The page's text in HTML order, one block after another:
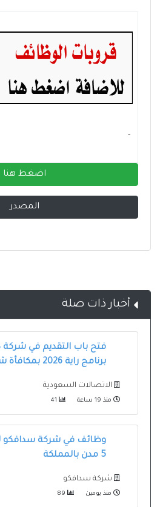
- ‏
اضغط هنا
المصدر
أخبار ذات صلة
فتح باب التقديم في شركة
برنامج راية 2026 بمكافأة شهرية ومزايا
الاتصالات السعودية
منذ 19 ساعة
وظائف في شركة سدافكو
5 مدن بالمملكة
شركة سدافكو
منذ يومين